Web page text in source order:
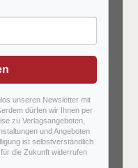
unseren Newsletter mit
dürfen wir Ihnen per
zu Verlagsangeboten,
und Angeboten
ist selbstverständlich
die Zukunft widerrufen